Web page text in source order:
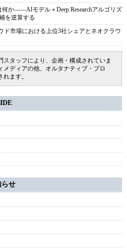
か――AIモデル＋Deep Researchアルゴリズ
を逆算する
ド市場における上位3社シェアとネオクラウ
タッフにより、企画・構成されていま
ディアの他、オルタナティブ・ブロ
ます。
らせ